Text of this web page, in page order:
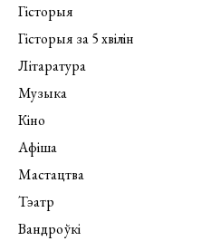
Гісторыя
Гісторыя за 5 хвілін
Літаратура
Музыка
Кіно
Афіша
Мастацтва
Тэатр
Вандроўкі